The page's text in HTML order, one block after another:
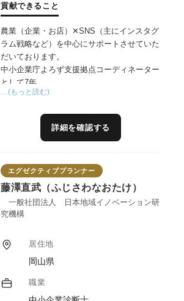
貢献できること
農業（企業・お店）✕SNS（主にインスタグ
ラム戦略など）を中心にサポートさせていた
だいております。
中小企業庁よろず支援拠点コーディネーター
として7年。
県の6次産業化プランナーとして6年の経験を
SNS（主にインスタグラム戦略など）を軸に
広報・販売戦略、販路拡大、商品開発といっ
大切なスキルは一通りあります。
プレスリリース、クラウドファンディング、
飲食店経験有りなどの支援実績も多数、県内
外でセミナーや学会などでも登壇していま
かを見極め、レベルに合った売り上げを上げ
る支援をさせていただきます。
…(もっと読む)
詳細を確認する
エグゼクティブプランナー
藤澤直武（ふじさわなおたけ）
一般社団法人 日本地域イノベーション研
究機構
居住地
岡山県
職業